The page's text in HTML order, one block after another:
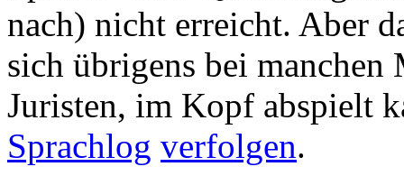
nach) nicht erreicht. Aber
sich übrigens bei
Juristen, im Kopf abspielt
Sprachlog verfolgen.